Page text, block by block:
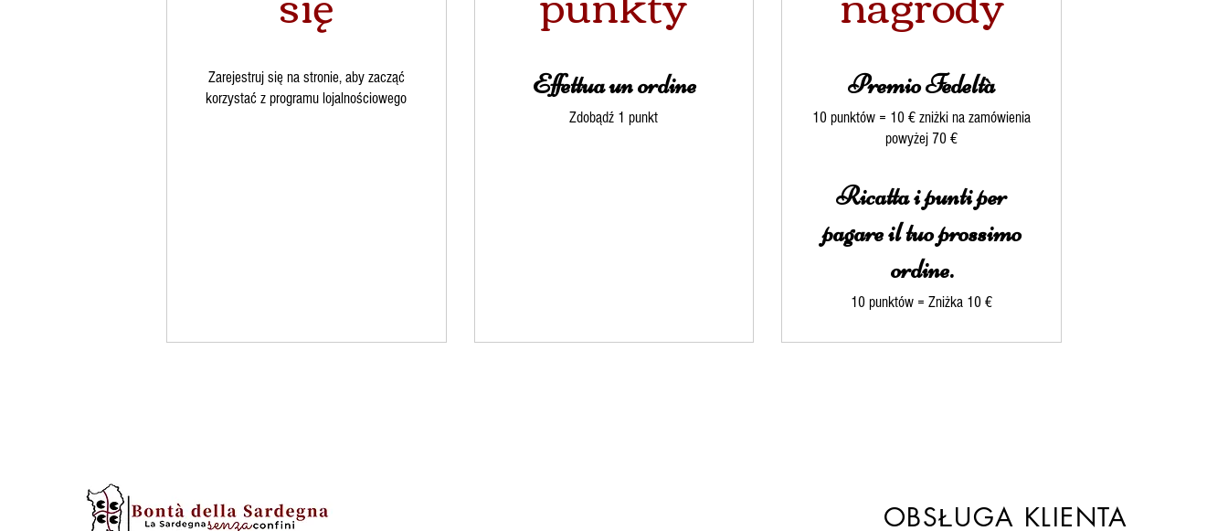
Zarejestruj się na stronie, aby zacząć
korzystać z programu lojalnościowego
Effettua un ordine
Zdobądź 1 punkt
Premio Fedeltà
10 punktów = 10 € zniżki na zamówienia
powyżej 70 €
Ricatta i punti per
pagare il tuo prossimo
ordine.
10 punktów = Zniżka 10 €
OBSŁUGA KLIENTA